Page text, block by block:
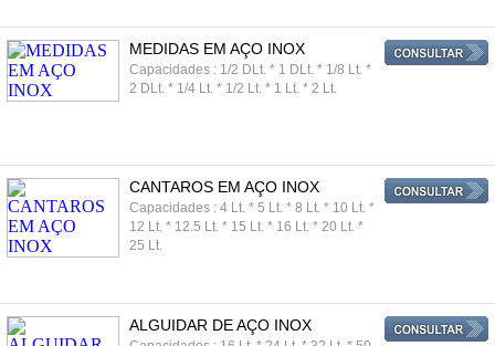
MEDIDAS EM AÇO INOX
Capacidades : 1/2 DLt. * 1 DLt. * 1/8 Lt. *
2 DLt. * 1/4 Lt. * 1/2 Lt. * 1 Lt. * 2 Lt.
CANTAROS EM AÇO INOX
Capacidades : 4 Lt. * 5 Lt. * 8 Lt. * 10 Lt. *
12 Lt. * 12.5 Lt. * 15 Lt. * 16 Lt. * 20 Lt. *
25 Lt.
ALGUIDAR DE AÇO INOX